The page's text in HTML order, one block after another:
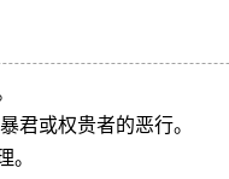
君或权贵者的恶行。
。